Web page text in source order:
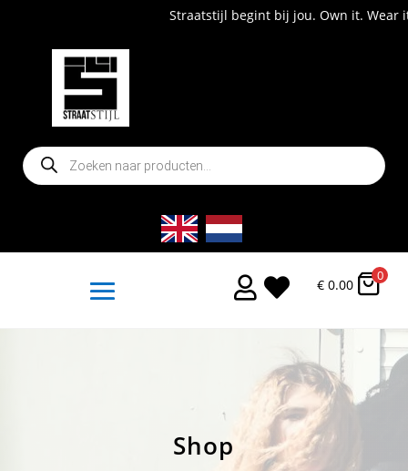
Straatstijl begint bij jou. Own it. Wear it. Shop now!
Producten
zoeken
  € 0.00
0
Shop